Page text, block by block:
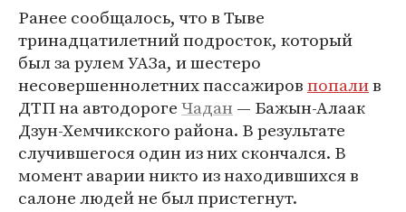
Ранее сообщалось, что в Тыве
тринадцатилетний подросток, который
был за рулем УАЗа, и шестеро
несовершеннолетних пассажировпопалив
ДТП на автодорогеЧадан — Бажын-Алаак
Дзун-Хемчикского района​​​. В результате
случившегося один из них скончался. В
момент аварии никто из находившихся в
салоне людей не был пристегнут.